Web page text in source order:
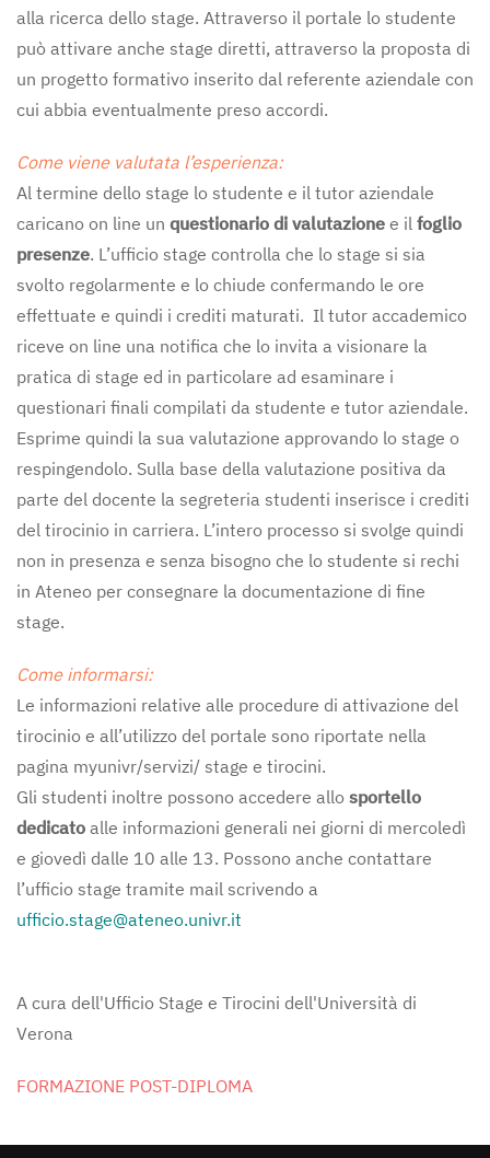
alla ricerca dello stage. Attraverso il portale lo studente
può attivare anche stage diretti, attraverso la proposta di
un progetto formativo inserito dal referente aziendale con
cui abbia eventualmente preso accordi.
Come viene valutata l’esperienza:
Al termine dello stage lo studente e il tutor aziendale
caricano on line un questionario di valutazione e il foglio
presenze. L’ufficio stage controlla che lo stage si sia
svolto regolarmente e lo chiude confermando le ore
effettuate e quindi i crediti maturati. Il tutor accademico
riceve on line una notifica che lo invita a visionare la
pratica di stage ed in particolare ad esaminare i
questionari finali compilati da studente e tutor aziendale.
Esprime quindi la sua valutazione approvando lo stage o
respingendolo. Sulla base della valutazione positiva da
parte del docente la segreteria studenti inserisce i crediti
del tirocinio in carriera. L’intero processo si svolge quindi
non in presenza e senza bisogno che lo studente si rechi
in Ateneo per consegnare la documentazione di fine
stage.
Come informarsi:
Le informazioni relative alle procedure di attivazione del
tirocinio e all’utilizzo del portale sono riportate nella
pagina myunivr/servizi/ stage e tirocini.
Gli studenti inoltre possono accedere allo sportello
dedicato alle informazioni generali nei giorni di mercoledì
e giovedì dalle 10 alle 13. Possono anche contattare
l’ufficio stage tramite mail scrivendo a
ufficio.stage@ateneo.univr.it
A cura dell'Ufficio Stage e Tirocini dell'Università di
Verona
FORMAZIONE POST-DIPLOMA